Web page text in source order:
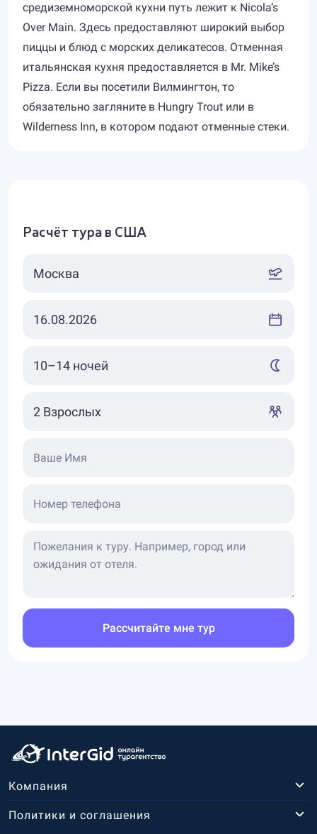
средиземноморской кухни путь лежит к Nicola’s
Over Main. Здесь предоставляют широкий выбор
пиццы и блюд с морских деликатесов. Отменная
итальянская кухня предоставляется в Mr. Mike’s
Pizza. Если вы посетили Вилмингтон, то
обязательно загляните в Hungry Trout или в
Wilderness Inn, в котором подают отменные стеки.
Расчёт тура в США
Ваше Имя
Номер телефона
Рассчитайте мне тур
Компания
Политики и соглашения